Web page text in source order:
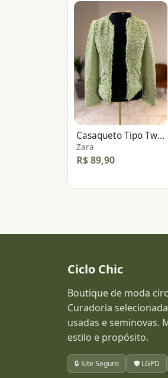
Casaqueto Tipo Tweed
Zara
R$ 89,90
Ciclo Chic
Boutique de moda
Curadoria
usadas e seminovas.
estilo e propósito.
🔒 Site Seguro 🛡️ LGPD